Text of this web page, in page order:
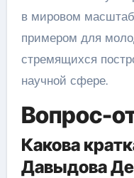
в мировом
примером для
стремящихся
научной сфере.
Вопрос-
Какова
Давыдова